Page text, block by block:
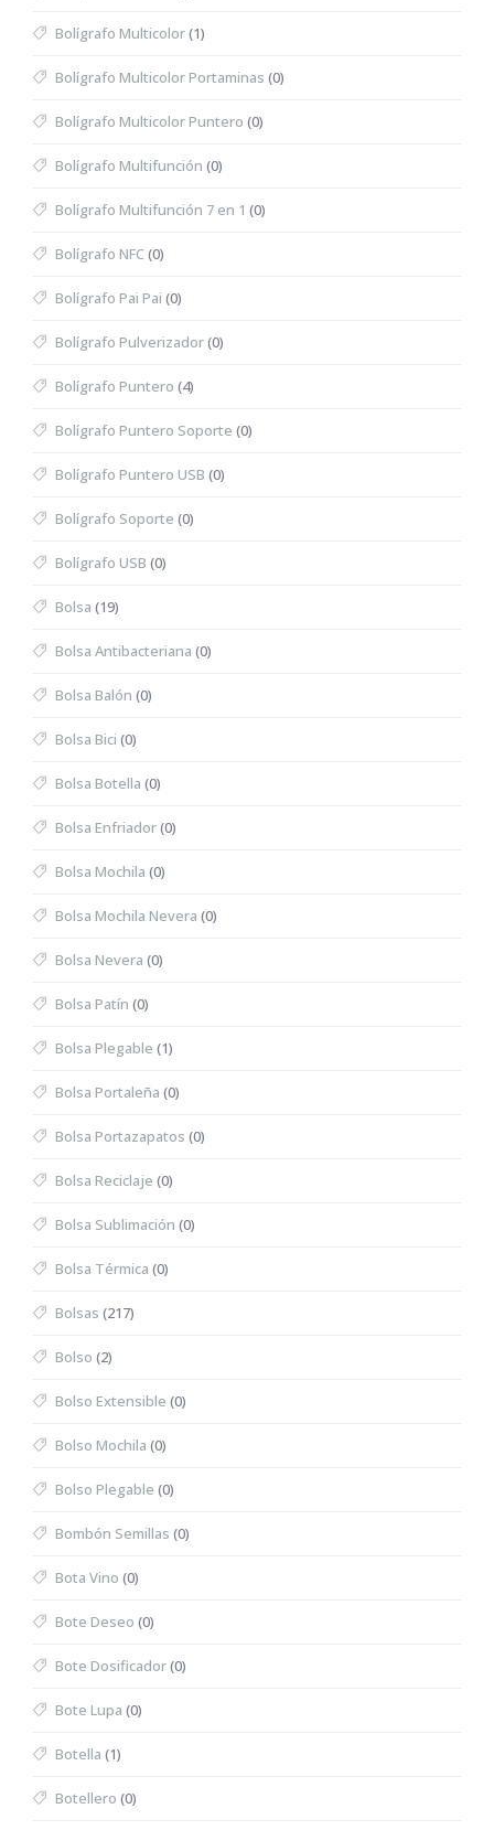
Bolígrafo Multicolor(1)
Bolígrafo Multicolor Portaminas (0)
Bolígrafo Multicolor Puntero (0)
Bolígrafo Multifunción (0)
Bolígrafo Multifunción 7 en 1 (0)
Bolígrafo NFC(0)
Bolígrafo Pai Pai (0)
Bolígrafo Pulverizador(0)
Bolígrafo Puntero (4)
Bolígrafo Puntero Soporte (0)
Bolígrafo Puntero USB (0)
Bolígrafo Soporte (0)
Bolígrafo USB (0)
Bolsa (19)
Bolsa Antibacteriana (0)
Bolsa Balón (0)
Bolsa Bici (0)
Bolsa Botella (0)
Bolsa Enfriador(0)
Bolsa Mochila (0)
Bolsa Mochila Nevera (0)
Bolsa Nevera (0)
Bolsa Patín (0)
Bolsa Plegable (1)
Bolsa Portaleña (0)
Bolsa Portazapatos (0)
Bolsa Reciclaje (0)
Bolsa Sublimación (0)
Bolsa Térmica (0)
Bolsas (217)
Bolso (2)
Bolso Extensible (0)
Bolso Mochila (0)
Bolso Plegable (0)
Bombón Semillas (0)
Bota Vino (0)
Bote Deseo (0)
Bote Dosificador(0)
Bote Lupa (0)
Botella (1)
Botellero (0)